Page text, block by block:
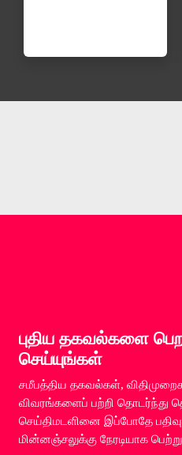
புதிய தகவல்களை
செய்யுங்கள்
சமீபத்திய தகவல்கள்,
விவரங்களைப் பற்றி தொடர்ந்து
செய்திமடளினை இப்போதே
மின்னஞ்சலுக்கு நேரடியாக